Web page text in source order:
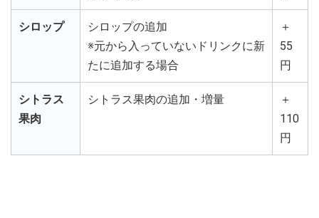
シロップ
シロップの追加
※元から入っていないドリンクに新
たに追加する場合
＋
55
円
シトラス
果肉
シトラス果肉の追加・増量
＋
110
円